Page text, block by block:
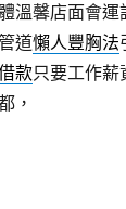
溫馨店面會運
道懶人豐胸法
款只要工作薪
，